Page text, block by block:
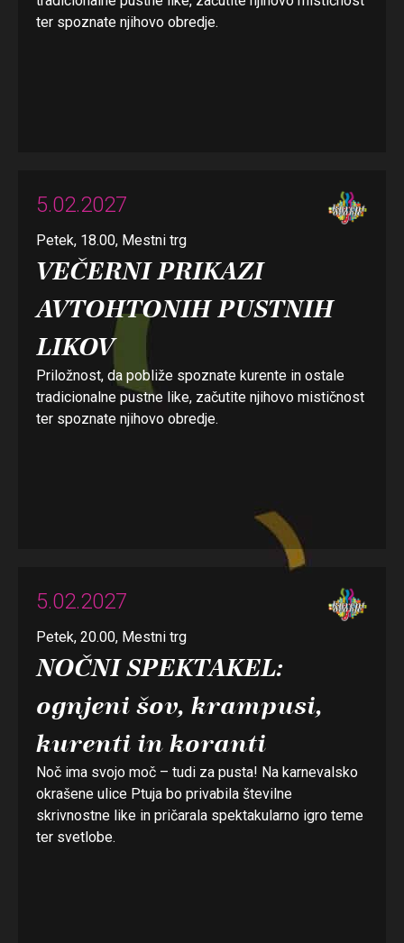
ter spoznate njihovo obredje.
5.02.2027
Petek, 18.00, Mestni trg
VEČERNI PRIKAZI
AVTOHTONIH PUSTNIH
LIKOV
Priložnost, da pobliže spoznate kurente in ostale
tradicionalne pustne like, začutite njihovo mističnost
ter spoznate njihovo obredje.
5.02.2027
Petek, 20.00, Mestni trg
NOČNI SPEKTAKEL:
ognjeni šov, krampusi,
kurenti in koranti
Noč ima svojo moč – tudi za pusta! Na karnevalsko
okrašene ulice Ptuja bo privabila številne
skrivnostne like in pričarala spektakularno igro teme
ter svetlobe.